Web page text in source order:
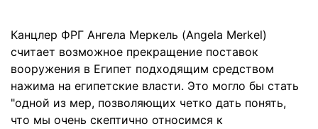
Канцлер ФРГ Ангела Меркель (Angela Merkel)
считает возможное прекращение поставок
вооружения в Египет подходящим средством
нажима на египетские власти. Это могло бы стать
"одной из мер, позволяющих четко дать понять,
что мы очень скептично относимся к